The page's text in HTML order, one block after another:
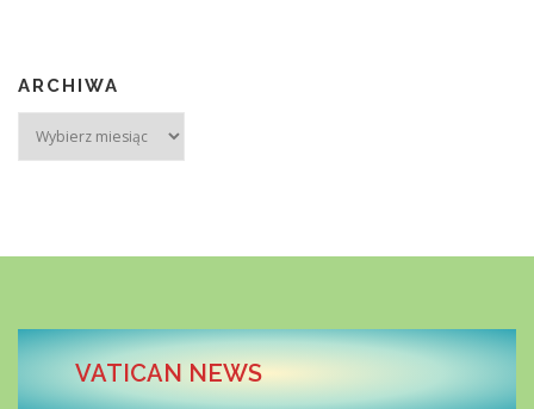
ARCHIWA
VATICAN NEWS